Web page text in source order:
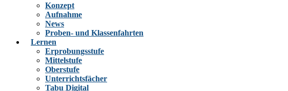
Konzept
Aufnahme
News
Proben- und Klassenfahrten
Lernen
Erprobungsstufe
Mittelstufe
Oberstufe
Unterrichtsfächer
Tabu Digital